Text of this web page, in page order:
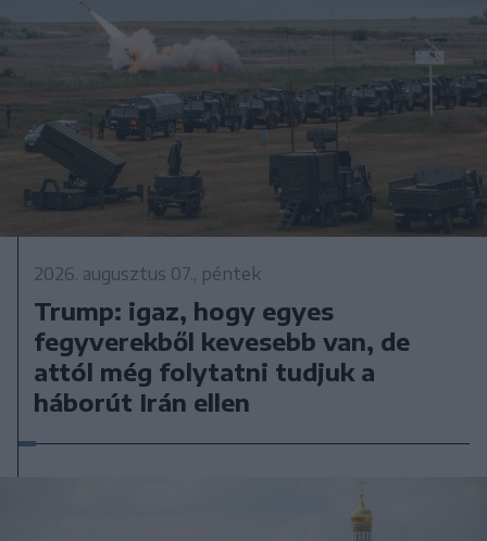
2026. augusztus 07., péntek
Trump: igaz, hogy egyes
fegyverekből kevesebb van, de
attól még folytatni tudjuk a
háborút Irán ellen